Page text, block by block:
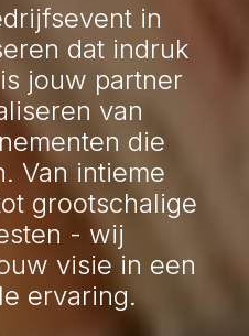
in
dat indruk
jouw partner
van
die
Van intieme
grootschalige
- wij
visie in een
ervaring.